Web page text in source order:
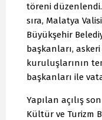
töreni
sıra, Malatya
Büyükşehir
başkanları,
kuruluşlarının
başkanları ile
Yapılan açılış
Kültür ve Turizm